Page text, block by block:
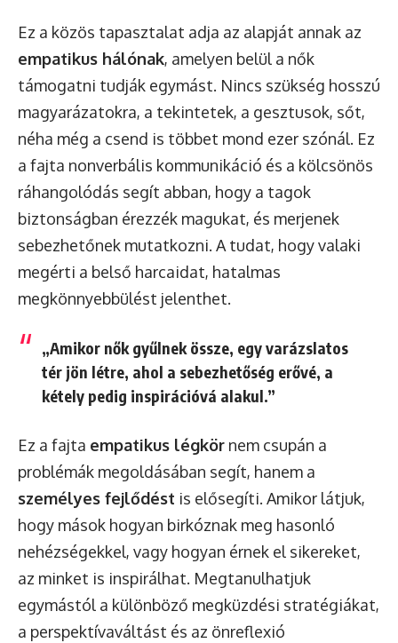
Ez a közös tapasztalat adja az alapját annak az
empatikus hálónak, amelyen belül a nők
támogatni tudják egymást. Nincs szükség hosszú
magyarázatokra, a tekintetek, a gesztusok, sőt,
néha még a csend is többet mond ezer szónál. Ez
a fajta nonverbális kommunikáció és a kölcsönös
ráhangolódás segít abban, hogy a tagok
biztonságban érezzék magukat, és merjenek
sebezhetőnek mutatkozni. A tudat, hogy valaki
megérti a belső harcaidat, hatalmas
megkönnyebbülést jelenthet.
„Amikor nők gyűlnek össze, egy varázslatos
tér jön létre, ahol a sebezhetőség erővé, a
kétely pedig inspirációvá alakul.”
Ez a fajta empatikus légkör nem csupán a
problémák megoldásában segít, hanem a
személyes fejlődést is elősegíti. Amikor látjuk,
hogy mások hogyan birkóznak meg hasonló
nehézségekkel, vagy hogyan érnek el sikereket,
az minket is inspirálhat. Megtanulhatjuk
egymástól a különböző megküzdési stratégiákat,
a perspektívaváltást és az önreflexió